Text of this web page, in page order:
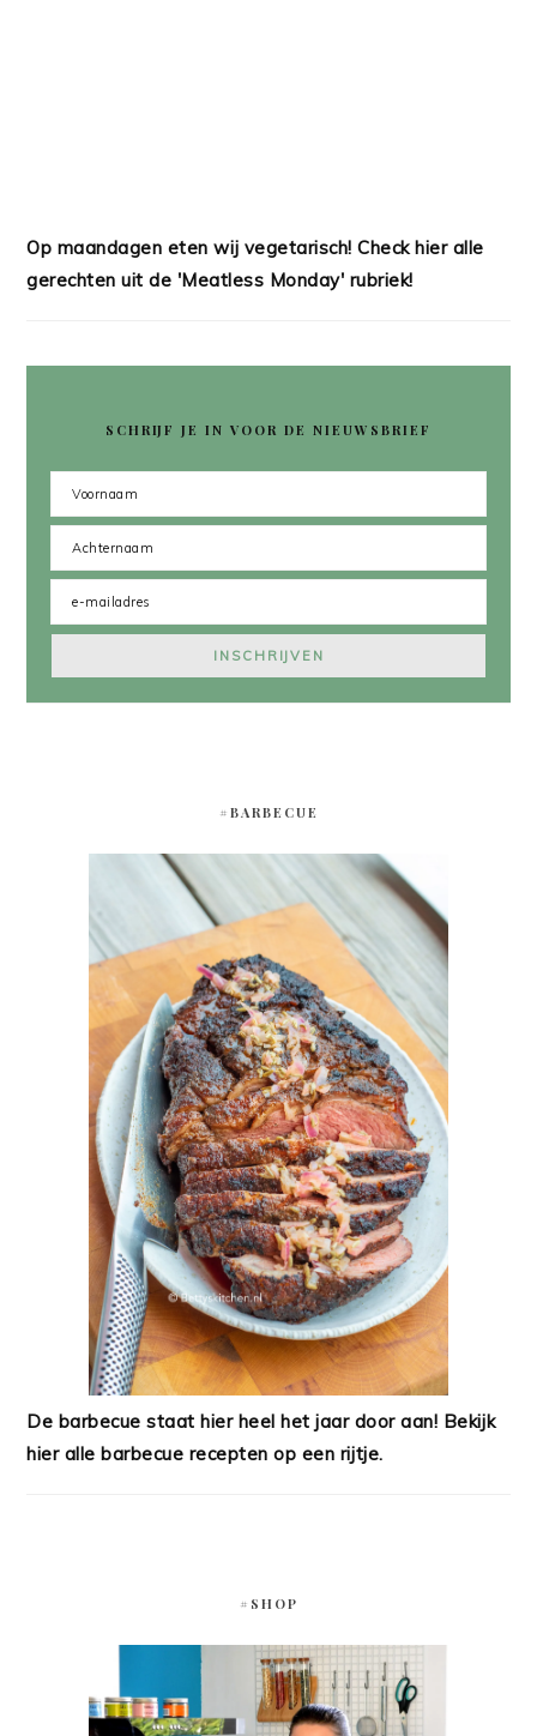
Op maandagen eten wij vegetarisch! Check hier alle
gerechten uit de 'Meatless Monday' rubriek!
SCHRIJF JE IN VOOR DE NIEUWSBRIEF
#BARBECUE
De barbecue staat hier heel het jaar door aan! Bekijk
hier alle barbecue recepten op een rijtje.
#SHOP